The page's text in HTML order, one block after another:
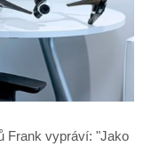
Frank vypráví: "Jako